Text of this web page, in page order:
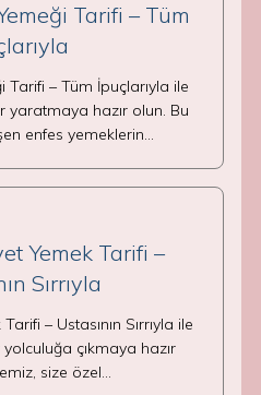
Yemeği Tarifi – Tüm
Tarifi – Tüm İpuçlarıyla ile
yaratmaya hazır olun. Bu
enfes yemeklerin…
Yemek Tarifi –
Sırrıyla
– Ustasının Sırrıyla ile
yolculuğa çıkmaya hazır
size özel…